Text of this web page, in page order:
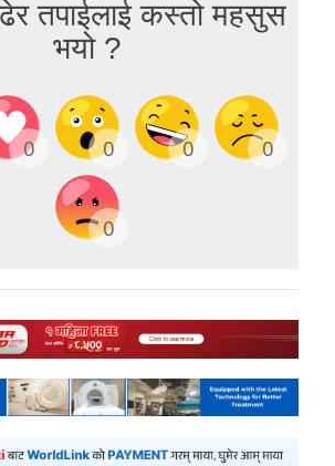
तपाईलाई कस्तो महसुस
भयो ?
0 0 0 0
0